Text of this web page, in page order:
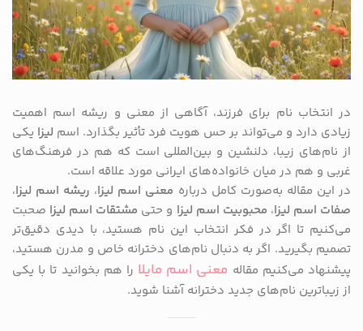
در انتخاب نام برای فرزند، آگاهی از معنی و ریشه اسم اهمیت
زیادی دارد و می‌تواند بر حس هویت فرد تأثیر بگذارد. اسم لیزا یکی
از نام‌های زیبا، دلنشین و بین‌المللی است که هم در فرهنگ‌های
غربی و هم در میان خانواده‌های ایرانی مورد علاقه است.
در این مقاله به‌صورت کامل درباره معنی اسم لیزا، ریشه اسم لیزا،
صفات اسم لیزا، محبوبیت اسم لیزا و حتی مشتقات اسم لیزا صحبت
می‌کنیم تا اگر در فکر انتخاب این نام هستید، با دیدی دقیق‌تر
تصمیم بگیرید. اگر به دنبال نام‌های دخترانه خاص و مدرن هستید،
پیشنهاد می‌کنیم مقاله معنی اسم مایلا را هم بخوانید تا با یکی
از زیباترین نام‌های جدید دخترانه آشنا شوید.